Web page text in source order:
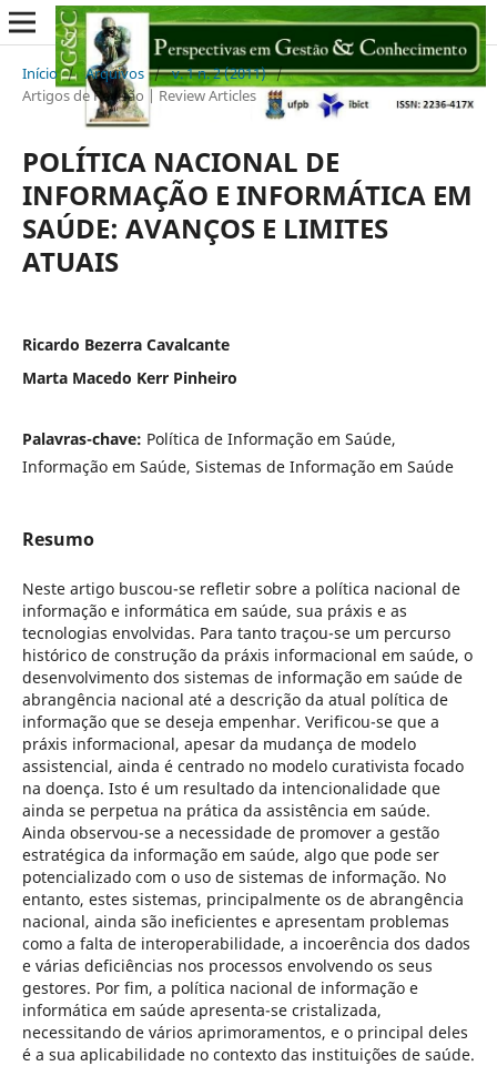
Início / Arquivos / v. 1 n. 2 (2011) /
Artigos de Revisão | Review Articles
POLÍTICA NACIONAL DE
INFORMAÇÃO E INFORMÁTICA EM
SAÚDE: AVANÇOS E LIMITES
ATUAIS
Ricardo Bezerra Cavalcante
Marta Macedo Kerr Pinheiro
Palavras-chave: Política de Informação em Saúde,
Informação em Saúde, Sistemas de Informação em Saúde
Resumo
Neste artigo buscou-se refletir sobre a política nacional de
informação e informática em saúde, sua práxis e as
tecnologias envolvidas. Para tanto traçou-se um percurso
histórico de construção da práxis informacional em saúde, o
desenvolvimento dos sistemas de informação em saúde de
abrangência nacional até a descrição da atual política de
informação que se deseja empenhar. Verificou-se que a
práxis informacional, apesar da mudança de modelo
assistencial, ainda é centrado no modelo curativista focado
na doença. Isto é um resultado da intencionalidade que
ainda se perpetua na prática da assistência em saúde.
Ainda observou-se a necessidade de promover a gestão
estratégica da informação em saúde, algo que pode ser
potencializado com o uso de sistemas de informação. No
entanto, estes sistemas, principalmente os de abrangência
nacional, ainda são ineficientes e apresentam problemas
como a falta de interoperabilidade, a incoerência dos dados
e várias deficiências nos processos envolvendo os seus
gestores. Por fim, a política nacional de informação e
informática em saúde apresenta-se cristalizada,
necessitando de vários aprimoramentos, e o principal deles
é a sua aplicabilidade no contexto das instituições de saúde.